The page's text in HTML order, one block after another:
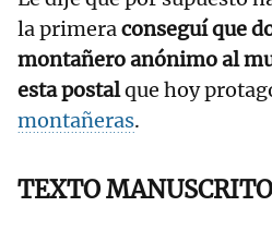
la primeraconseguí que
montañero anónimo al
esta postalque hoy
montañeras.
TEXTO MANUSCRITO